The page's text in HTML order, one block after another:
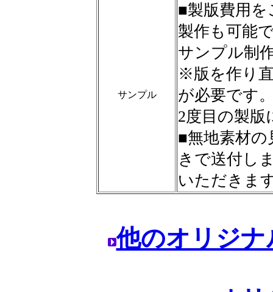
サンプル
■製版費用
製作も可能
サンプル制
※版を作り
が必要です
2度目の製版
■無地素材の
きで送付し
いただきま
他のオリジ